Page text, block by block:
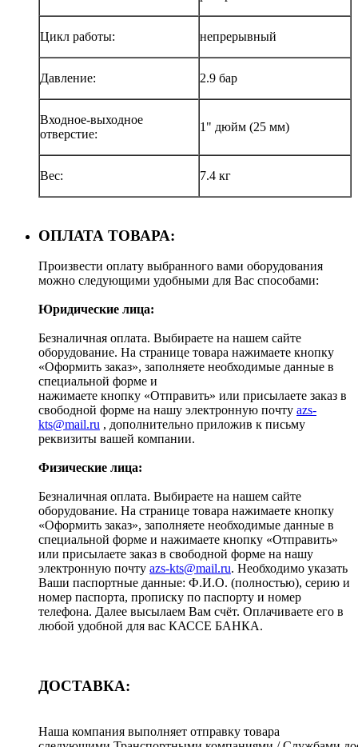
Цикл работы: непрерывный
Давление: 2.9 бар
Входное-выходное
отверстие:
1" дюйм (25 мм)
Вес: 7.4 кг
ОПЛАТА ТОВАРА:
Произвести оплату выбранного вами оборудования
можно следующими удобными для Вас способами:
Юридические лица:
Безналичная оплата. Выбираете на нашем сайте
оборудование. На странице товара нажимаете кнопку
«Оформить заказ», заполняете необходимые данные в
специальной форме и
нажимаете кнопку «Отправить» или присылаете заказ в
свободной форме на нашу электронную почту azs-
kts@mail.ru , дополнительно приложив к письму
реквизиты вашей компании.
Физические лица:
Безналичная оплата. Выбираете на нашем сайте
оборудование. На странице товара нажимаете кнопку
«Оформить заказ», заполняете необходимые данные в
специальной форме и нажимаете кнопку «Отправить»
или присылаете заказ в свободной форме на нашу
электронную почту azs-kts@mail.ru. Необходимо указать
Ваши паспортные данные: Ф.И.О. (полностью), серию и
номер паспорта, прописку по паспорту и номер
телефона. Далее высылаем Вам счёт. Оплачиваете его в
любой удобной для вас КАССЕ БАНКА.
ДОСТАВКА:
Наша компания выполняет отправку товара